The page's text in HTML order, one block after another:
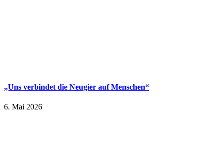
„Uns verbindet die Neugier auf Menschen“
6. Mai 2026